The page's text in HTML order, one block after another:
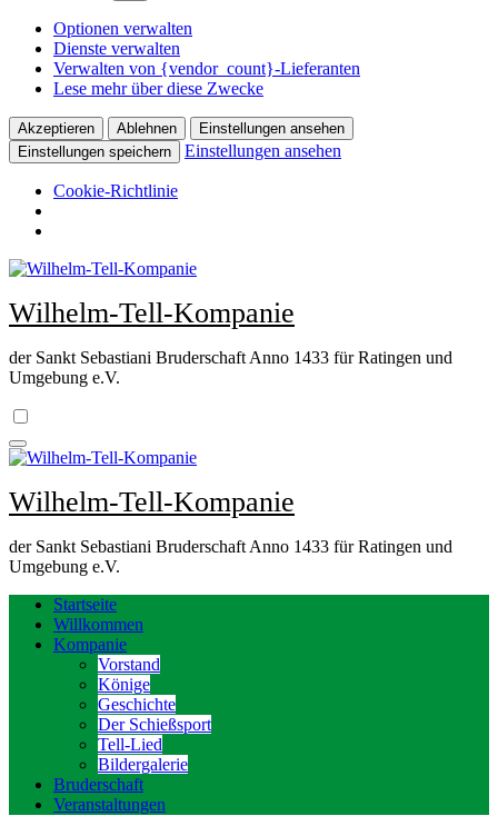
Optionen verwalten
Dienste verwalten
Verwalten von {vendor_count}-Lieferanten
Lese mehr über diese Zwecke
Akzeptieren Ablehnen
Einstellungen ansehen
Einstellungen speichern
Einstellungen ansehen
Cookie-Richtlinie
Zum
springen
Wilhelm-Tell-Kompanie
der Sankt Sebastiani Bruderschaft Anno 1433 für Ratingen und
Umgebung e.V.
Wilhelm-Tell-Kompanie
der Sankt Sebastiani Bruderschaft Anno 1433 für Ratingen und
Umgebung e.V.
Startseite
Willkommen
Kompanie
Vorstand
Könige
Geschichte
Der Schießsport
Tell-Lied
Bildergalerie
Bruderschaft
Veranstaltungen